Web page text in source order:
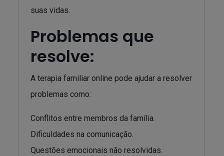
suas vidas.
Problemas que
resolve:
A terapia familiar online pode ajudar a resolver
problemas como:
Conflitos entre membros da família.
Dificuldades na comunicação.
Questões emocionais não resolvidas.